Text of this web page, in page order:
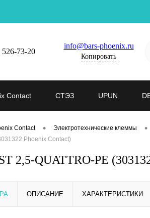
73-20
info@bars-phoenix.ru
Копировать
Contact СТЭЗ UPUN
Contact • Электротехнические клеммы •
Phoenix Contact)
2,5-QUATTRO-PE
ОПИСАНИЕ ХАРАКТЕРИСТИКИ